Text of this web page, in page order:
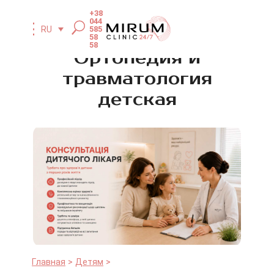
RU
+38
044
585
58
58
Ортопедия и
травматология
детская
Главная
Детям